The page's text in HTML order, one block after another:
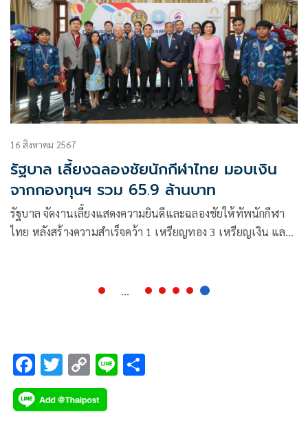
16 สิงหาคม 2567
รัฐบาล เลี้ยงฉลองชัยนักกีฬาไทย มอบเงิน
จากกองทุนฯ รวม 65.9 ล้านบาท
รัฐบาล จัดงานเลี้ยงแสดงความยินดีและฉลองชัยให้ทัพนักกีฬา
ไทย หลังสร้างความสำเร็จคว้า 1 เหรียญทอง 3 เหรียญเงิน และ
ประเทศไทย รวมเป็นเงินทั้งสิ้น 65.9 ล้านบาท เพื่อตอบแทน
...
F
ac
e
T
wi
tt
C
o
p
Li